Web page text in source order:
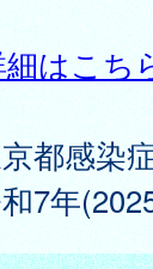
はこち
都感染
7年